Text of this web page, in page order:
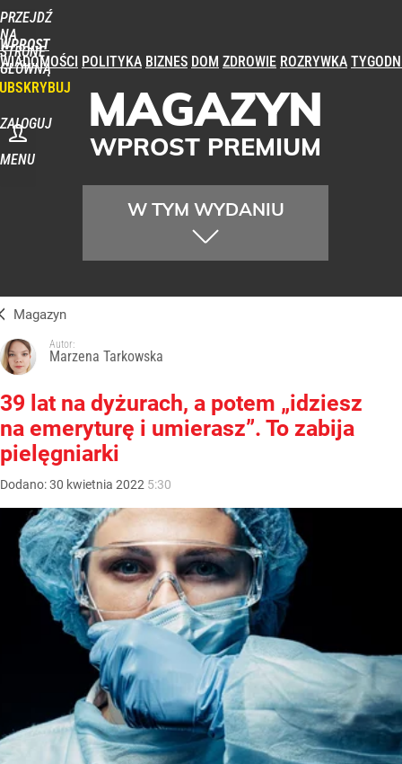
PRZEJDŹ
NA
STRONĘ
GŁÓWNĄ
WPROST
WIADOMOŚCI POLITYKA BIZNES DOM ZDROWIE ROZRYWKA
ZALOGUJ
MENU
MAGAZYN
WPROST PREMIUM
W TYM WYDANIU
Magazyn
Autor:
Marzena Tarkowska
39 lat na dyżurach, a potem „idziesz
na emeryturę i umierasz”. To zabija
pielęgniarki
Dodano:30 kwietnia 2022 5:30